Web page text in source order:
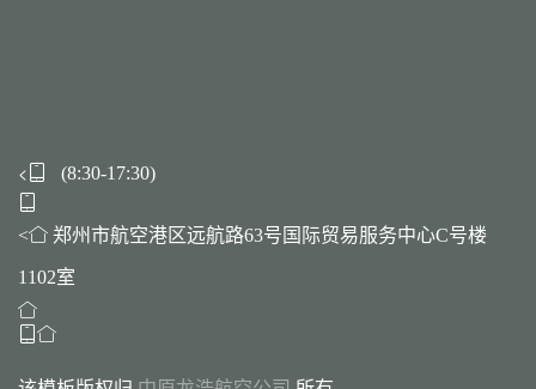
< (8:30-17:30)
< 郑州市航空港区远航路63号国际贸易服务中心C号楼
1102室